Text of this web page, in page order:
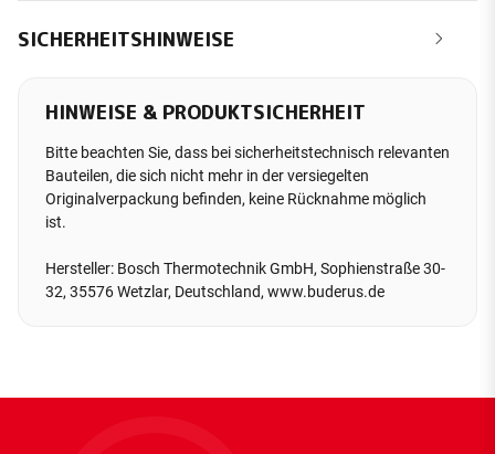
SICHERHEITSHINWEISE
HINWEISE & PRODUKTSICHERHEIT
Bitte beachten Sie, dass bei sicherheitstechnisch relevanten
Bauteilen, die sich nicht mehr in der versiegelten
Originalverpackung befinden, keine Rücknahme möglich
ist.
Hersteller: Bosch Thermotechnik GmbH, Sophienstraße 30-
32, 35576 Wetzlar, Deutschland, www.buderus.de